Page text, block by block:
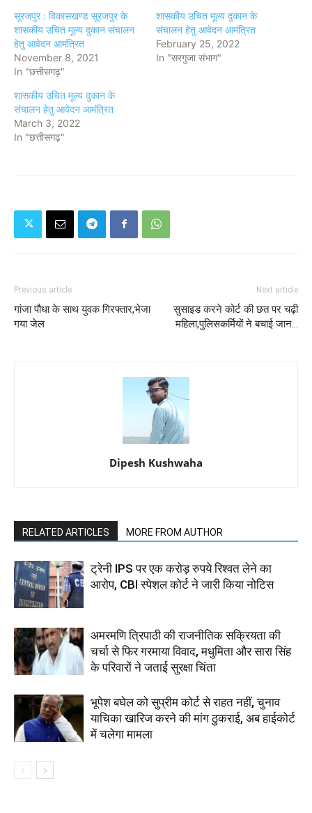
सूरजपुर : विकासखण्ड सूरजपुर के
शासकीय उचित मूल्य दुकान संचालन
हेतु आवेदन आमंत्रित
November 8, 2021
In "छत्तीसगढ़"
शासकीय उचित मूल्य दुकान के
संचालन हेतु आवेदन आमंत्रित
February 25, 2022
In "सरगुजा संभाग"
शासकीय उचित मूल्य दुकान के
संचालन हेतु आवेदन आमंत्रित
March 3, 2022
In "छत्तीसगढ़"
Previous article
गांजा पौधा के साथ युवक गिरफ्तार,भेजा
गया जेल
Next article
सुसाइड करने कोर्ट की छत पर चढ़ी
महिला,पुलिसकर्मियों ने बचाई जान...
Dipesh Kushwaha
RELATED ARTICLES MORE FROM AUTHOR
ट्रेनी IPS पर एक करोड़ रुपये रिश्वत लेने का
आरोप, CBI स्पेशल कोर्ट ने जारी किया नोटिस
अमरमणि त्रिपाठी की राजनीतिक सक्रियता की
चर्चा से फिर गरमाया विवाद, मधुमिता और सारा सिंह
के परिवारों ने जताई सुरक्षा चिंता
भूपेश बघेल को सुप्रीम कोर्ट से राहत नहीं, चुनाव
याचिका खारिज करने की मांग ठुकराई, अब हाईकोर्ट
में चलेगा मामला